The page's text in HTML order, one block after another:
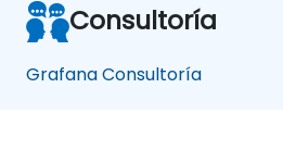
Consultoría
Grafana Consultoría